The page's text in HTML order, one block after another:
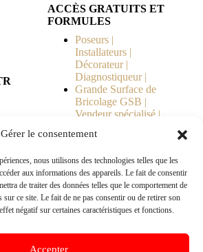
Gérer le consentement
nous utilisons des technologies telles que les
aux informations des appareils. Le fait de consentir
de traiter des données telles que le comportement de
ce site. Le fait de ne pas consentir ou de retirer son
négatif sur certaines caractéristiques et fonctions.
Accepter
ACCÈS GRATUITS ET
FORMULES
Poseurs |
Installateurs |
Décorateur |
Diagnostiqueur |
Grande Surface de
Bricolage GSB |
Vendeur spécialisé |
Copropriété | MOE |
en Travaux |
Fabricants | Marque |
droits réservés.